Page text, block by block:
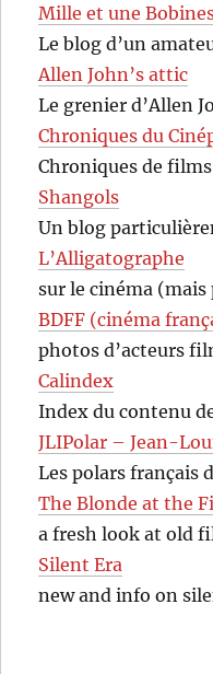
Mille et une
Le blog d’un
Allen John’s attic
Le grenier d’Allen
Chroniques du
Chroniques de
Shangols
Un blog
L’Alligatographe
sur le cinéma
BDFF (cinéma
photos d’acteurs
Calindex
Index du contenu
JLIPolar – Jean-
Les polars français
The Blonde at the
a fresh look at old
Silent Era
new and info on